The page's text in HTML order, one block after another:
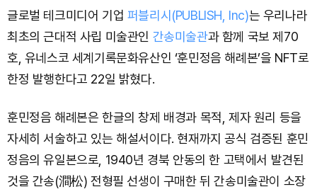
글로벌 테크미디어 기업 퍼블리시(PUBLISH, Inc)는 우리나라
최초의 근대적 사립 미술관인 간송미술관과 함께 국보 제70
호, 유네스코 세계기록문화유산인 ‘훈민정음 해례본’을 NFT로
한정 발행한다고 22일 밝혔다.
훈민정음 해례본은 한글의 창제 배경과 목적, 제자 원리 등을
자세히 서술하고 있는 해설서이다. 현재까지 공식 검증된 훈민
정음의 유일본으로, 1940년 경북 안동의 한 고택에서 발견된
것을 간송(澗松) 전형필 선생이 구매한 뒤 간송미술관이 소장